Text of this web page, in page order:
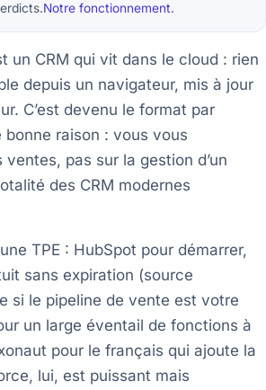
Notre fonctionnement.
un CRM qui vit dans le cloud : rien
depuis un navigateur, mis à jour
C’est devenu le format par
raison : vous vous
pas sur la gestion d’un
des CRM modernes
TPE : HubSpot pour démarrer,
sans expiration (source
si le pipeline de vente est votre
un large éventail de fonctions à
pour le français qui ajoute la
lui, est puissant mais